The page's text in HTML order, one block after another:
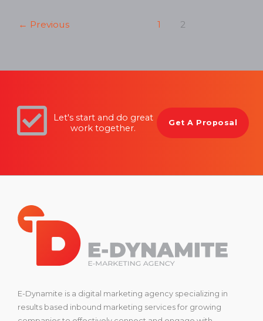
← Previous 1 2
Let's start and do great
work together.
Get A Proposal
E-Dynamite is a digital marketing agency specializing in
results based inbound marketing services for growing